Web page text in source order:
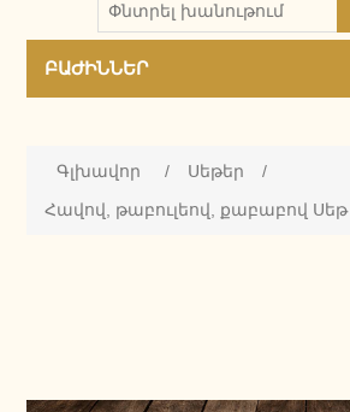
ԲԱԺԻՆՆԵՐ
Գլխավոր / Սեթեր
/
Հավով, թաբուլեով, քաբաբով Սեթ